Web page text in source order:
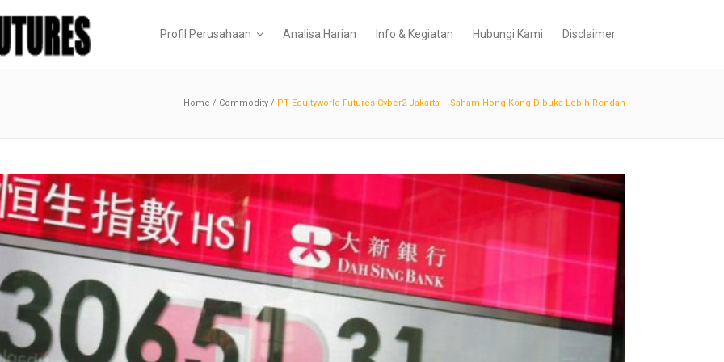
Profil Perusahaan Analisa Harian Info & Kegiatan Hubungi Kami Disclaimer
Home / Commodity / PT Equityworld Futures Cyber2 Jakarta – Saham Hong Kong Dibuka Lebih Rendah